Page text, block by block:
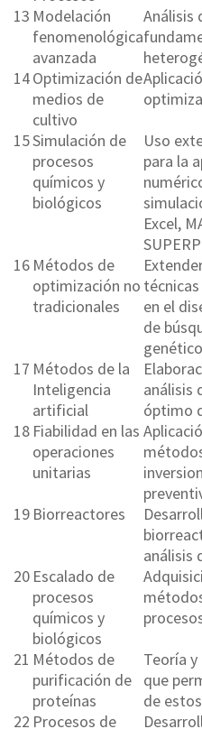
13 Modelación
fenomenológica
avanzada
Análisis
14Optimización de
medios de
cultivo
15Simulación de
procesos
químicos y
biológicos
Uso
para la
Excel,
16 Métodos de
optimización no
tradicionales
en el
de
17 Métodos de la
Inteligencia
artificial
análisis
óptimo
18 Fiabilidad en las
operaciones
unitarias
19 Biorreactores
análisis
20 Escalado de
procesos
químicos y
biológicos
21 Métodos de
purificación de
proteínas
Teoría
que
de
22 Procesos de